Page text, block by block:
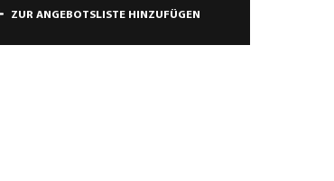
ZUR ANGEBOTSLISTE HINZUFÜGEN